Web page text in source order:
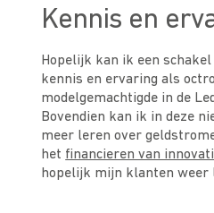
Kennis en
Hopelijk kan ik een
kennis en ervaring als
modelgemachtigde in de
Bovendien kan ik in deze
meer leren over
het financieren van
hopelijk mijn klanten weer